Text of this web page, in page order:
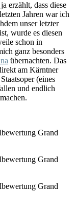
erzählt, dass diese
Jahren war ich
unser letzter
wurde es diesen
schon in
ganz besonders
übernachten. Das
am Kärntner
(eines
und endlich